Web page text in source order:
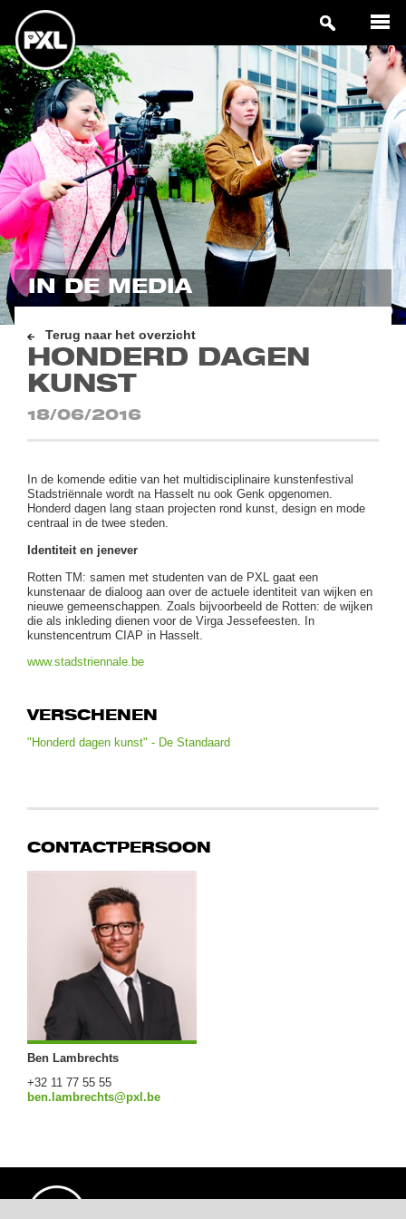
IN DE MEDIA
Terug naar het overzicht
HONDERD DAGEN
KUNST
18/06/2016
In de komende editie van het multidisciplinaire kunstenfestival
Stadstriënnale wordt na Hasselt nu ook Genk opgenomen.
Honderd dagen lang staan projecten rond kunst, design en mode
centraal in de twee steden.
Identiteit en jenever
Rotten TM: samen met studenten van de PXL gaat een
kunstenaar de dialoog aan over de actuele identiteit van wijken en
nieuwe gemeenschappen. Zoals bijvoorbeeld de Rotten: de wijken
die als inkleding dienen voor de Virga Jessefeesten. In
kunstencentrum CIAP in Hasselt.
www.stadstriennale.be
VERSCHENEN
"Honderd dagen kunst" - De Standaard
CONTACTPERSOON
Ben Lambrechts
+32 11 77 55 55
ben.lambrechts@pxl.be